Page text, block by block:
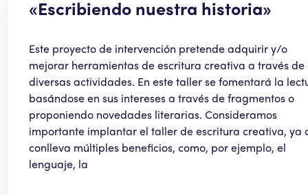
«Escribiendo nuestra historia»
Este proyecto de intervención pretende adquirir y/o
mejorar herramientas de escritura creativa a través de
diversas actividades. En este taller se fomentará la
basándose en sus intereses a través de fragmentos o
proponiendo novedades literarias. Consideramos
importante implantar el taller de escritura creativa, ya
conlleva múltiples beneficios, como, por ejemplo, el
lenguaje, la